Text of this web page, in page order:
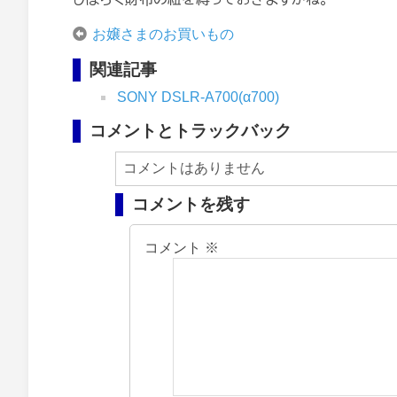
お嬢さまのお買いもの
関連記事
SONY DSLR-A700(α700)
コメントとトラックバック
コメントはありません
コメントを残す
コメント ※